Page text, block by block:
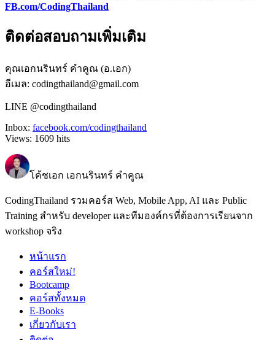
FB.com/CodingThailand
ติดต่อสอบถามเพิ่มเติม
คุณเอกนรินทร์ คำคูณ (อ.เอก)
อีเมล: codingthailand@gmail.com
LINE @codingthailand
Inbox: facebook.com/codingthailand
Views: 1609 hits
โค้ชเอก เอกนรินทร์ คำคูณ
CodingThailand รวมคอร์ส Web, Mobile App, AI และ Public
Training สำหรับ developer และทีมองค์กรที่ต้องการเรียนจาก
workshop จริง
หน้าแรก
คอร์สใหม่!
Bootcamp
คอร์สทั้งหมด
E-Books
เกี่ยวกับเรา